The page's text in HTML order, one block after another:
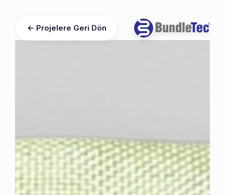
← Projelere Geri Dön